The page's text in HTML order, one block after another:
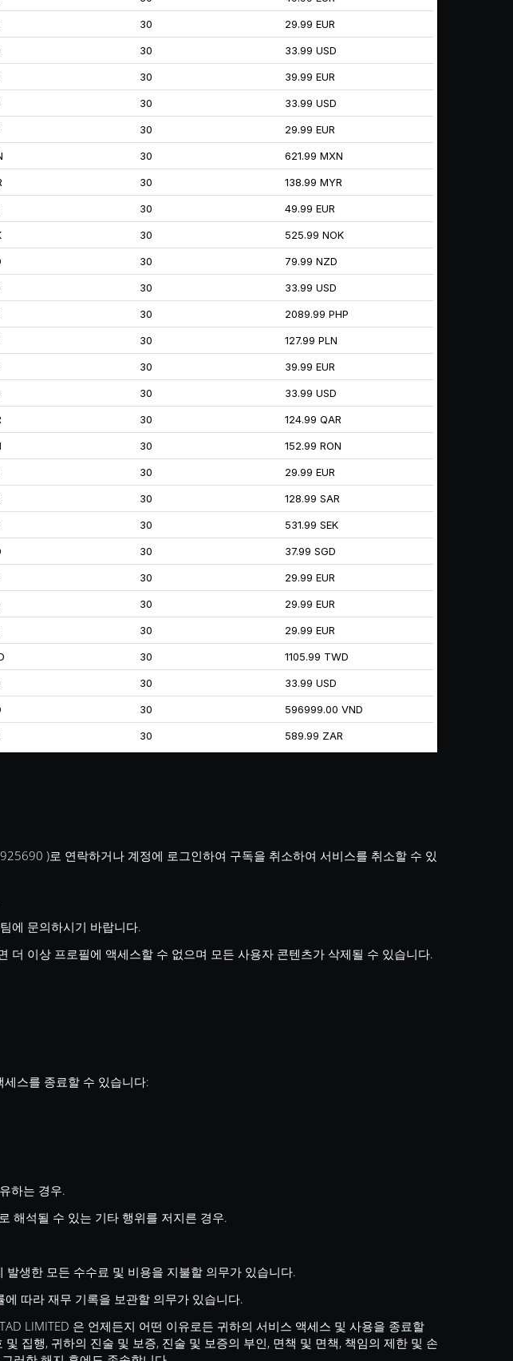
30 29.99 EUR
30 33.99 USD
30 39.99 EUR
30 33.99 USD
30 29.99 EUR
30 621.99 MXN
30 138.99 MYR
30 49.99 EUR
30 525.99 NOK
30 79.99 NZD
30 33.99 USD
30 2089.99 PHP
30 127.99 PLN
30 39.99 EUR
30 33.99 USD
30 124.99 QAR
30 152.99 RON
30 29.99 EUR
30 128.99 SAR
30 531.99 SEK
30 37.99 SGD
30 29.99 EUR
30 29.99 EUR
30 29.99 EUR
30 1105.99 TWD
30 33.99 USD
30 596999.00 VND
30 589.99 ZAR
)로 연락하거나 계정에 로그인하여 구독을 취소하여 서비스를 취소할 수 있
에 문의하시기 바랍니다.
이상 프로필에 액세스할 수 없으며 모든 사용자 콘텐츠가 삭제될 수 있습니다.
스를 종료할 수 있습니다:
하는 경우.
해석될 수 있는 기타 행위를 저지른 경우.
발생한 모든 수수료 및 비용을 지불할 의무가 있습니다.
따라 재무 기록을 보관할 의무가 있습니다.
LIMITED 은 언제든지 어떤 이유로든 귀하의 서비스 액세스 및 사용을 종료할
집행, 귀하의 진술 및 보증, 진술 및 보증의 부인, 면책 및 면책, 책임의 제한 및 손